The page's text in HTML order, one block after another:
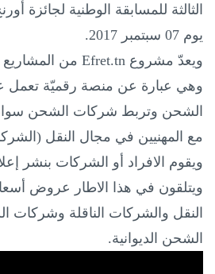
الثالثة للمسابقة الوطنية لجائزة
يوم 07 سبتمبر 2017.
ويعدّ مشروع Efret.tn من المشاريع
وهي عبارة عن منصة رقميّة تعمل
الشحن وتربط شركات الشحن
مع المهنيين في مجال النقل
ويقوم الافراد أو الشركات بنشر
ويتلقون في هذا الاطار عروض
النقل والشركات الناقلة وشركات
الشحن الديوانية.